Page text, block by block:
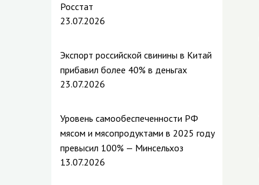
Росстат
23.07.2026
Экспорт российской свинины в Китай
прибавил более 40% в деньгах
23.07.2026
Уровень самообеспеченности РФ
мясом и мясопродуктами в 2025 году
превысил 100% — Минсельхоз
13.07.2026